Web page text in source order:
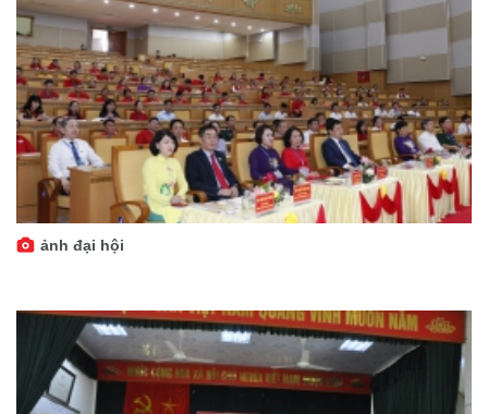
ảnh đại hội